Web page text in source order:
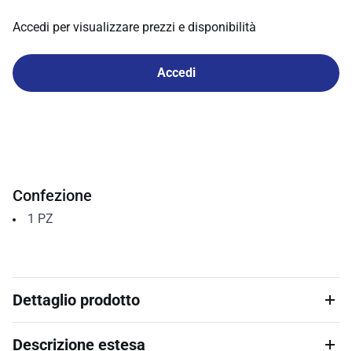
Accedi per visualizzare prezzi e disponibilità
Accedi
Confezione
1 PZ
Dettaglio prodotto
Descrizione estesa